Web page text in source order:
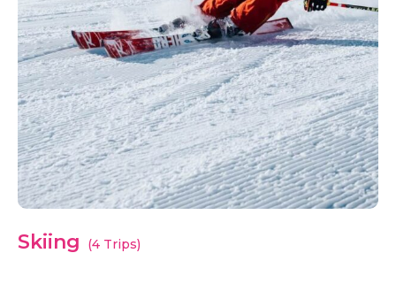
Skiing (4 Trips)